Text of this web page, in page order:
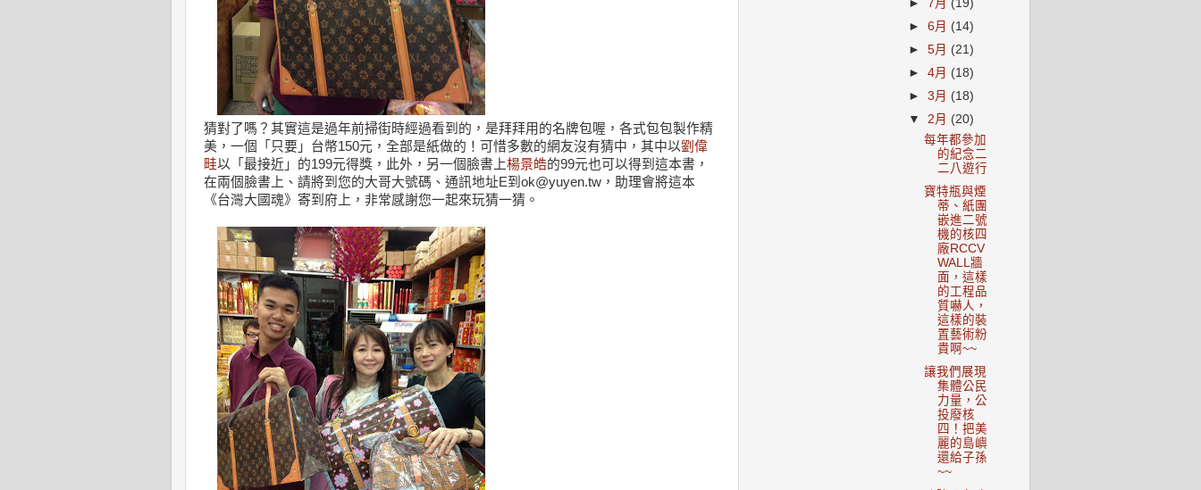
猜對了嗎？其實這是過年前掃街時經過看到的，是拜拜用的名牌包喔，各式包包製作精
美，一個「只要」台幣150元，全部是紙做的！可惜多數的網友沒有猜中，其中以劉偉
畦以「最接近」的199元得獎，此外，另一個臉書上楊景皓的99元也可以得到這本書，
在兩個臉書上、請將到您的大哥大號碼、通訊地址E到ok@yuyen.tw，助理會將這本
《台灣大國魂》寄到府上，非常感謝您一起來玩猜一猜。
►7月 (19)
►6月 (14)
►5月 (21)
►4月 (18)
►3月 (18)
▼2月 (20)
每年都參加
的紀念二
二八遊行
寶特瓶與煙
蒂、紙團
嵌進二號
機的核四
廠RCCV
WALL牆
面，這樣
的工程品
質嚇人，
這樣的裝
置藝術粉
貴啊~~
讓我們展現
集體公民
力量，公
投廢核
四！把美
麗的島嶼
還給子孫
~~